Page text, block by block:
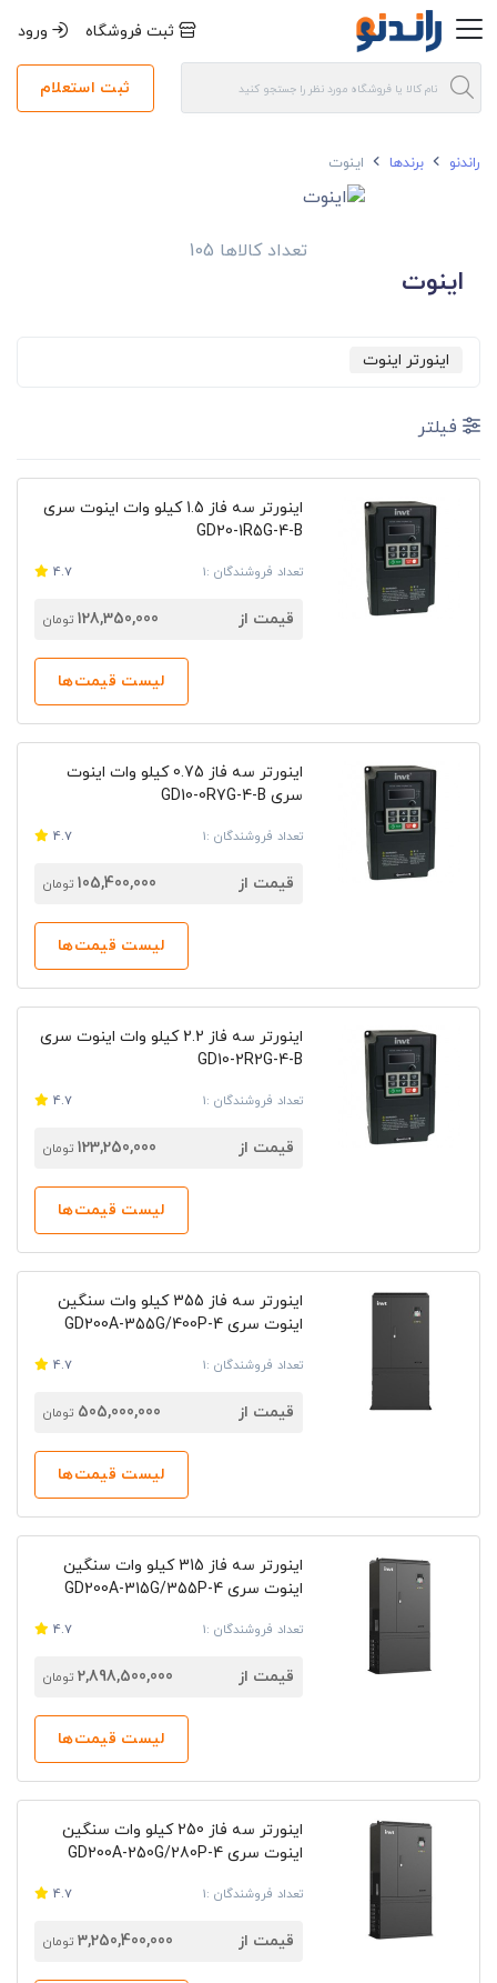
ثبت فروشگاه ورود
ثبت استعلام
راندنو برندها اینوت
تعداد کالاها 105
اینوت
اینورتر اینوت
فیلتر
اینورتر سه فاز 1.5 کیلو وات اینوت سری
GD20-1R5G-4-B
تعداد فروشندگان :1 4.7
قیمت از 128,350,000 تومان
لیست قیمت‌ها
اینورتر سه فاز 0.75 کیلو وات اینوت
سری GD10-0R7G-4-B
تعداد فروشندگان :1 4.7
قیمت از 105,400,000 تومان
لیست قیمت‌ها
اینورتر سه فاز 2.2 کیلو وات اینوت سری
GD10-2R2G-4-B
تعداد فروشندگان :1 4.7
قیمت از 123,250,000 تومان
لیست قیمت‌ها
اینورتر سه فاز 355 کیلو وات سنگین
اینوت سری GD200A-355G/400P-4
تعداد فروشندگان :1 4.7
قیمت از 505,000,000 تومان
لیست قیمت‌ها
اینورتر سه فاز 315 کیلو وات سنگین
اینوت سری GD200A-315G/355P-4
تعداد فروشندگان :1 4.7
قیمت از 2,898,500,000 تومان
لیست قیمت‌ها
اینورتر سه فاز 250 کیلو وات سنگین
اینوت سری GD200A-250G/280P-4
تعداد فروشندگان :1 4.7
قیمت از 3,250,400,000 تومان